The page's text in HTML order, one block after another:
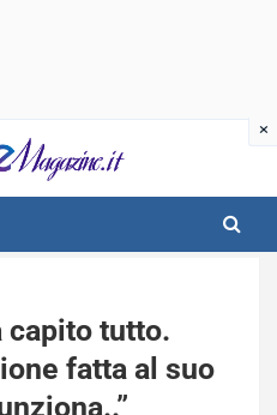
capito tutto.
fatta al suo